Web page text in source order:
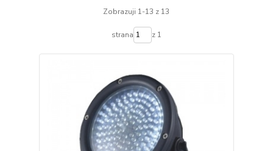
Zobrazuji 1-13 z 13
strana z 1